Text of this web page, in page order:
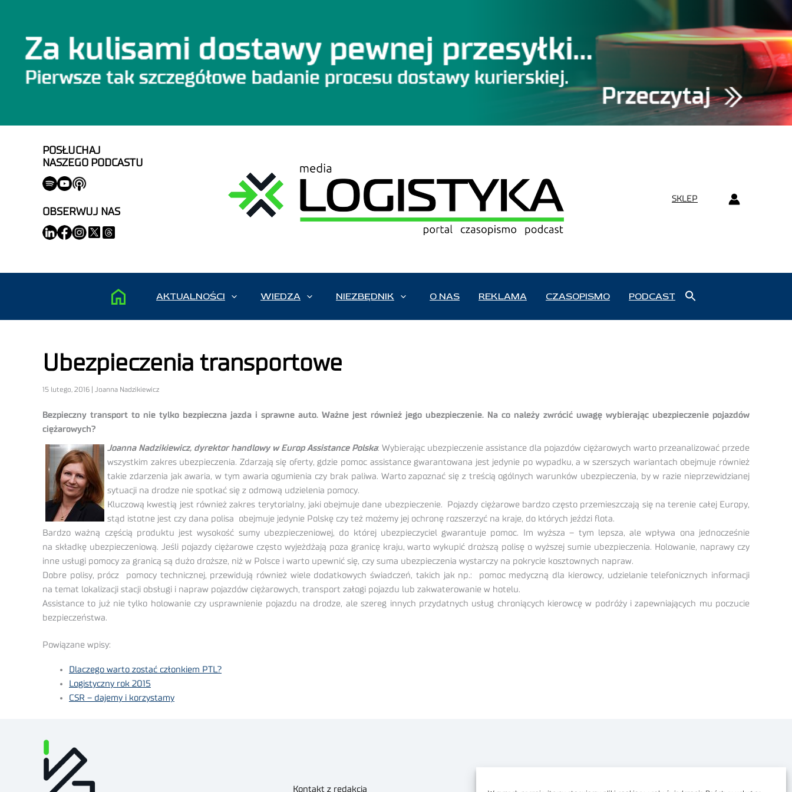
POSŁUCHAJ
NASZEGO PODCASTU
OBSERWUJ NAS
SKLEP
AKTUALNOŚCI WIEDZA NIEZBĘDNIK O NAS REKLAMA CZASOPISMO PODCAST
Ubezpieczenia transportowe
15 lutego, 2016 | Joanna Nadzikiewicz
Bezpieczny transport to nie tylko bezpieczna jazda i sprawne auto. Ważne jest również jego ubezpieczenie. Na co należy zwrócić uwagę wybierając ubezpieczenie pojazdów
ciężarowych?
Joanna Nadzikiewicz, dyrektor handlowy w Europ Assistance Polska: Wybierając ubezpieczenie assistance dla pojazdów ciężarowych warto przeanalizować przede
wszystkim zakres ubezpieczenia. Zdarzają się oferty, gdzie pomoc assistance gwarantowana jest jedynie po wypadku, a w szerszych wariantach obejmuje również
takie zdarzenia jak awaria, w tym awaria ogumienia czy brak paliwa. Warto zapoznać się z treścią ogólnych warunków ubezpieczenia, by w razie nieprzewidzianej
sytuacji na drodze nie spotkać się z odmową udzielenia pomocy.
Kluczową kwestią jest również zakres terytorialny, jaki obejmuje dane ubezpieczenie. Pojazdy ciężarowe bardzo często przemieszczają się na terenie całej Europy,
stąd istotne jest czy dana polisa obejmuje jedynie Polskę czy też możemy jej ochronę rozszerzyć na kraje, do których jeździ flota.
Bardzo ważną częścią produktu jest wysokość sumy ubezpieczeniowej, do której ubezpieczyciel gwarantuje pomoc. Im wyższa – tym lepsza, ale wpływa ona jednocześnie
na składkę ubezpieczeniową. Jeśli pojazdy ciężarowe często wyjeżdżają poza granicę kraju, warto wykupić droższą polisę o wyższej sumie ubezpieczenia. Holowanie, naprawy czy
inne usługi pomocy za granicą są dużo droższe, niż w Polsce i warto upewnić się, czy suma ubezpieczenia wystarczy na pokrycie kosztownych napraw.
Dobre polisy, prócz pomocy technicznej, przewidują również wiele dodatkowych świadczeń, takich jak np.: pomoc medyczną dla kierowcy, udzielanie telefonicznych informacji
na temat lokalizacji stacji obsługi i napraw pojazdów ciężarowych, transport załogi pojazdu lub zakwaterowanie w hotelu.
Assistance to już nie tylko holowanie czy usprawnienie pojazdu na drodze, ale szereg innych przydatnych usług chroniących kierowcę w podróży i zapewniających mu poczucie
bezpieczeństwa.
Powiązane wpisy:
Dlaczego warto zostać członkiem PTL?
Logistyczny rok 2015
CSR – dajemy i korzystamy
Kontakt z redakcją